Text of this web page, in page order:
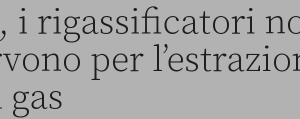
i rigassificatori
per